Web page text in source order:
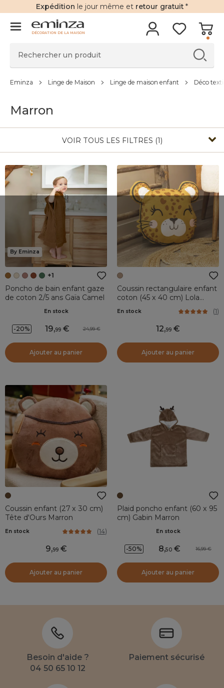
Expédition le jour même et retour gratuit *
DÉCORATION DE LA MAISON
Eminza Linge de Maison Linge de maison enfant Déco
Marron
VOIR TOUS LES FILTRES (1)
By Eminza
+1
Poncho de bain enfant gaze
de coton 2/5 ans Gaïa Camel
En stock
-20% 19,99 24,99
Ajouter au panier
Coussin rectangulaire enfant
coton (45 x 40 cm) Lola
En stock (1)
12,99
Ajouter au panier
Coussin enfant (27 x 30 cm)
Tête d'Ours Marron
En stock (14)
9,99
Ajouter au panier
Plaid poncho enfant (60 x 95
cm) Gabin Marron
En stock
-50% 8,50 16,99
Ajouter au panier
Besoin d'aide ?
04 50 65 10 12
Paiement sécurisé